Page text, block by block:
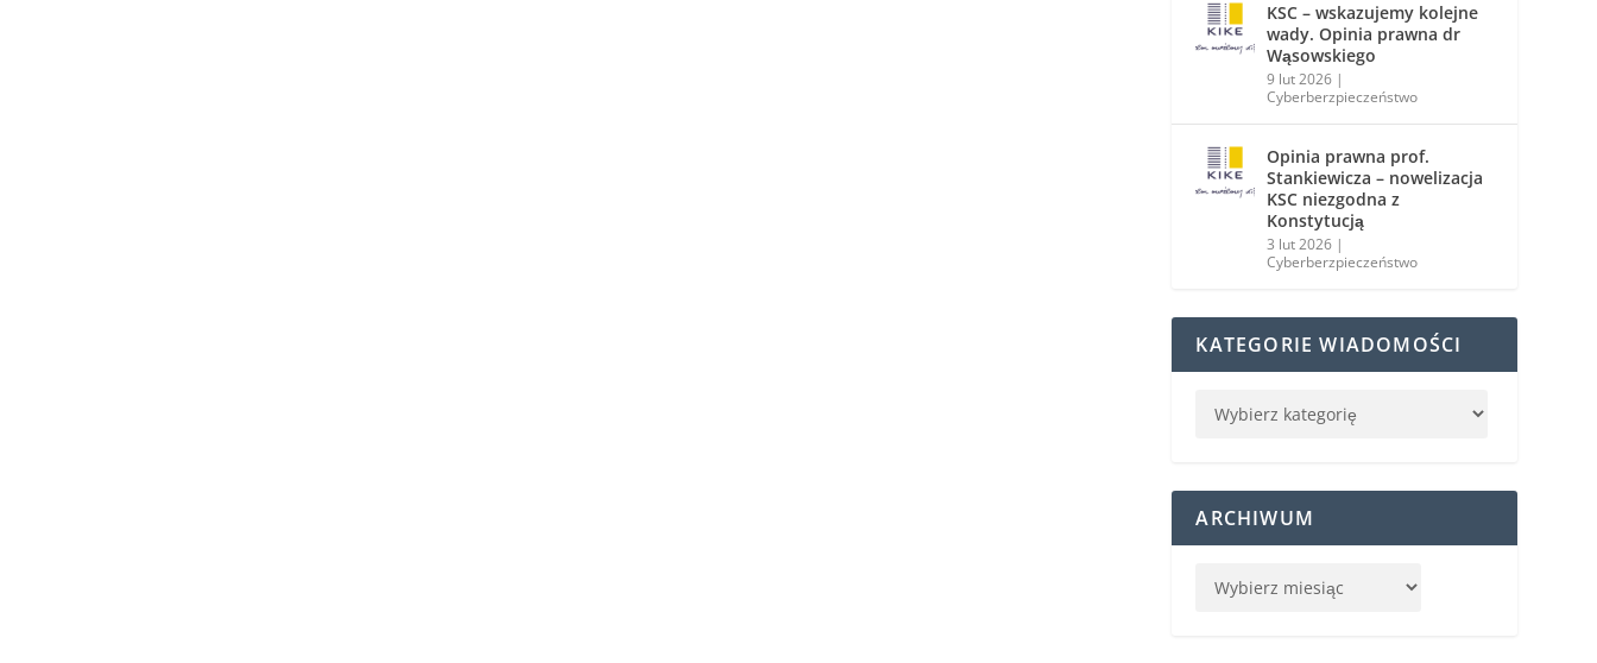
KSC – wskazujemy kolejne
wady. Opinia prawna dr
Wąsowskiego
9 lut 2026 |
Cyberberzpieczeństwo
Opinia prawna prof.
Stankiewicza – nowelizacja
KSC niezgodna z
Konstytucją
3 lut 2026 |
Cyberberzpieczeństwo
KATEGORIE WIADOMOŚCI
ARCHIWUM